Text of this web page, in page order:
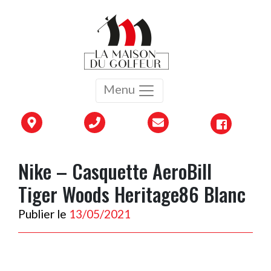
Menu
Nike – Casquette AeroBill
Tiger Woods Heritage86 Blanc
Publier le 13/05/2021